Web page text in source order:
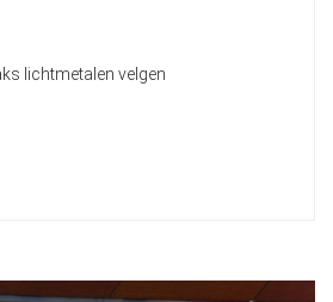
lichtmetalen velgen